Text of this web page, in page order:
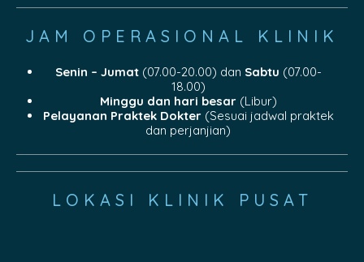
JAM OPERASIONAL KLINIK
Senin – Jumat(07.00-20.00) dan Sabtu (07.00-
18.00)
Minggu dan hari besar(Libur)
Pelayanan Praktek Dokter(Sesuai jadwal praktek
dan perjanjian)
LOKASI KLINIK PUSAT